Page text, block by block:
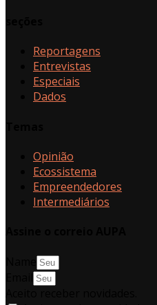
Reportagens
Entrevistas
Especiais
Dados
Opinião
Ecossistema
Empreendedores
Intermediários